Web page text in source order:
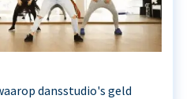
dansstudio's geld